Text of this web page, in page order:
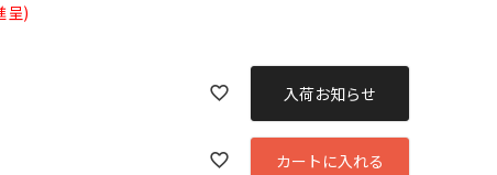
呈)
入荷お知らせ
カートに入れる